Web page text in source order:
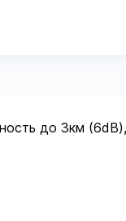
до 3км